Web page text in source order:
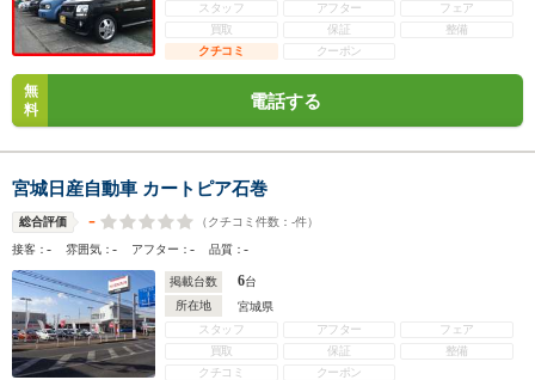
スタッフ
アフター
フェア
買取
保証
整備
クチコミ
クーポン
無
料
電話する
宮城日産自動車 カートピア石巻
総合評価 - （クチコミ件数： -件）
接客：- 雰囲気：- アフター：- 品質：-
掲載台数 6台
所在地
宮城県
スタッフ
アフター
フェア
買取
保証
整備
クチコミ
クーポン